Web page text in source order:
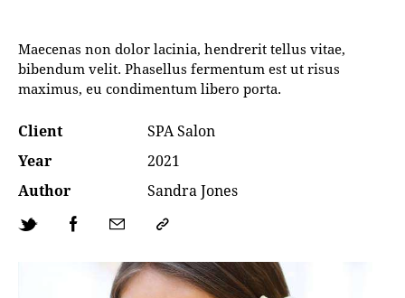
Maecenas non dolor lacinia, hendrerit tellus vitae,
bibendum velit. Phasellus fermentum est ut risus
maximus, eu condimentum libero porta.
Client
SPA Salon
Year
2021
Author
Sandra Jones